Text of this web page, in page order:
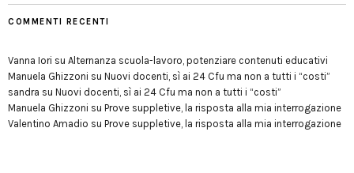
COMMENTI RECENTI
Vanna Iori su Alternanza scuola-lavoro, potenziare contenuti educativi
Manuela Ghizzoni su Nuovi docenti, sì ai 24 Cfu ma non a tutti i “costi”
sandra su Nuovi docenti, sì ai 24 Cfu ma non a tutti i “costi”
Manuela Ghizzoni su Prove suppletive, la risposta alla mia interrogazione
Valentino Amadio su Prove suppletive, la risposta alla mia interrogazione